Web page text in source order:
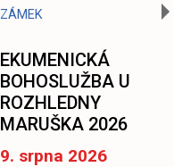
ZÁMEK
EKUMENICKÁ
BOHOSLUŽBA U
ROZHLEDNY
MARUŠKA 2026
9. srpna 2026